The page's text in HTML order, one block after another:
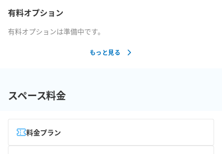
有料オプション
有料オプションは準備中です。
もっと見る
スペース料金
料金プラン